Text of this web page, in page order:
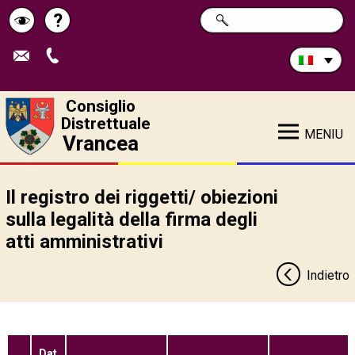
Schimbă
contrastul
Pagina
de
?
Cerca
nel
RICERCA
Consiglio
Distrettuale
Vrancea MENIU
Il registro dei riggetti/ obiezioni
sulla legalità della firma degli
atti amministrativi
Indietro